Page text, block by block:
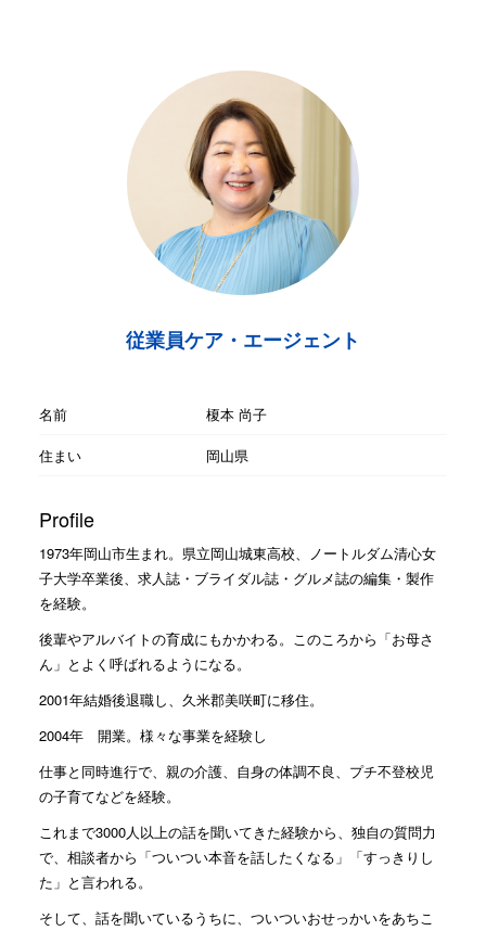
従業員ケア・エージェント
名前
榎本 尚子
住まい
岡山県
Profile
1973年岡山市生まれ。県立岡山城東高校、ノートルダム清心女
子大学卒業後、求人誌・ブライダル誌・グルメ誌の編集・製作
を経験。
後輩やアルバイトの育成にもかかわる。このころから「お母さ
ん」とよく呼ばれるようになる。
2001年結婚後退職し、久米郡美咲町に移住。
2004年 開業。様々な事業を経験し
仕事と同時進行で、親の介護、自身の体調不良、プチ不登校児
の子育てなどを経験。
これまで3000人以上の話を聞いてきた経験から、独自の質問力
で、相談者から「ついつい本音を話したくなる」「すっきりし
た」と言われる。
そして、話を聞いているうちに、ついついおせっかいをあちこ